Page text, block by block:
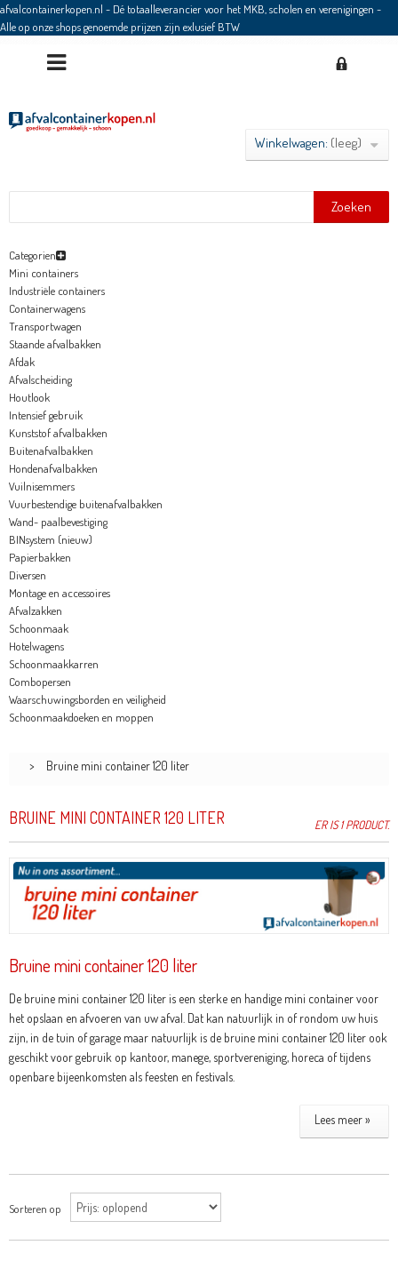
afvalcontainerkopen.nl - Dé totaalleverancier voor het MKB, scholen en verenigingen -
Alle op onze shops genoemde prijzen zijn exlusief BTW
Zoeken
Winkelwagen: (leeg)
Categorien
Mini containers
Industriële containers
Containerwagens
Transportwagen
Staande afvalbakken
Afdak
Afvalscheiding
Houtlook
Intensief gebruik
Kunststof afvalbakken
Buitenafvalbakken
Hondenafvalbakken
Vuilnisemmers
Vuurbestendige buitenafvalbakken
Wand- paalbevestiging
BINsystem (nieuw)
Papierbakken
Diversen
Montage en accessoires
Afvalzakken
Schoonmaak
Hotelwagens
Schoonmaakkarren
Combopersen
Waarschuwingsborden en veiligheid
Schoonmaakdoeken en moppen
> Bruine mini container 120 liter
BRUINE MINI CONTAINER 120 LITER ER IS 1 PRODUCT.
Bruine mini container 120 liter
De bruine mini container 120 liter is een sterke en handige mini container voor
het opslaan en afvoeren van uw afval. Dat kan natuurlijk in of rondom uw huis
zijn, in de tuin of garage maar natuurlijk is de bruine mini container 120 liter ook
geschikt voor gebruik op kantoor, manege, sportvereniging, horeca of tijdens
openbare bijeenkomsten als feesten en festivals.
Lees meer »
Sorteren op